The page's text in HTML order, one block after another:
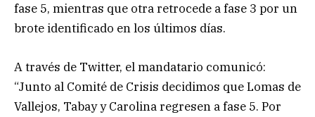
fase 5, mientras que otra retrocede a fase 3 por un
brote identificado en los últimos días.
A través de Twitter, el mandatario comunicó:
“Junto al Comité de Crisis decidimos que Lomas de
Vallejos, Tabay y Carolina regresen a fase 5. Por